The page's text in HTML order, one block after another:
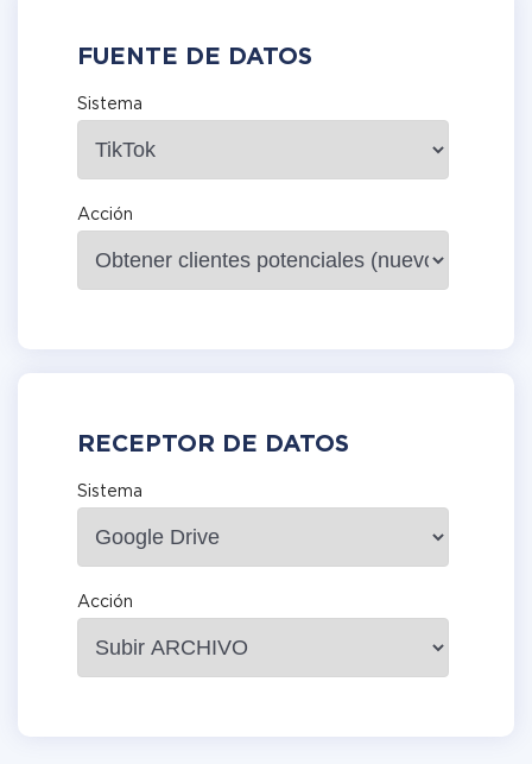
FUENTE DE DATOS
Sistema
Acción
RECEPTOR DE DATOS
Sistema
Acción